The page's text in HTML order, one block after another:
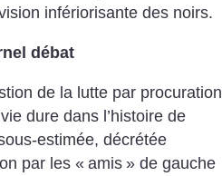
infériorisante des noirs.
débat
de la lutte par procuration
dure dans l’histoire de
estimée, décrétée
par les « amis » de gauche